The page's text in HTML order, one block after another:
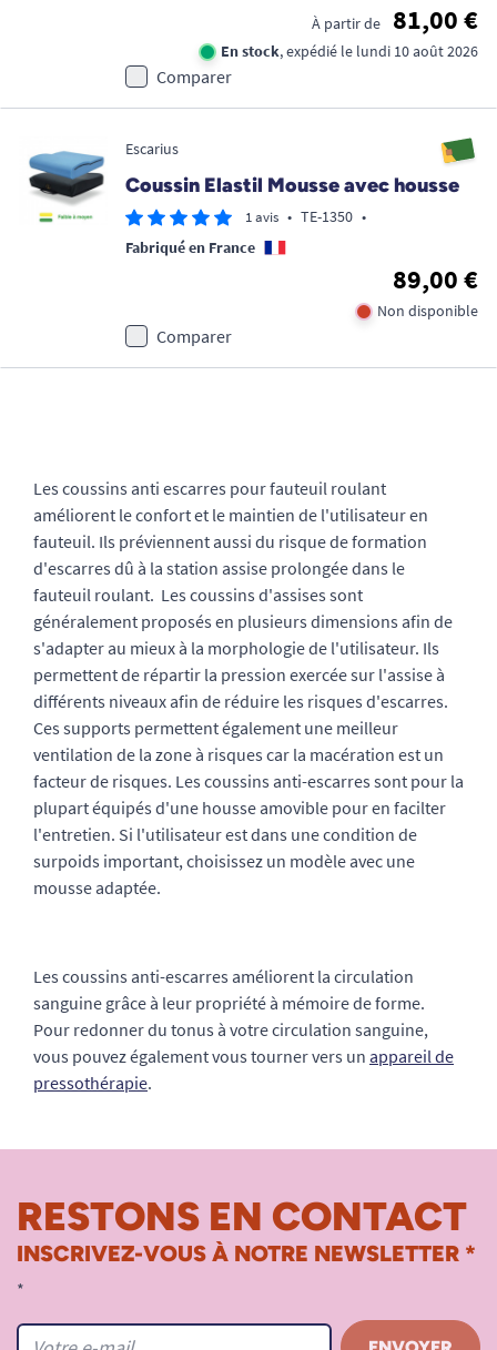
À partir de
81,00 €
En stock, expédié le lundi 10 août 2026
Comparer
Escarius
Coussin Elastil Mousse avec housse
1 avis • TE-1350 •
Fabriqué en France
89,00 €
Non disponible
Comparer
Les coussins anti escarres pour fauteuil roulant
améliorent le confort et le maintien de l'utilisateur en
fauteuil. Ils préviennent aussi du risque de formation
d'escarres dû à la station assise prolongée dans le
fauteuil roulant. Les coussins d'assises sont
généralement proposés en plusieurs dimensions afin de
s'adapter au mieux à la morphologie de l'utilisateur. Ils
permettent de répartir la pression exercée sur l'assise à
différents niveaux afin de réduire les risques d'escarres.
Ces supports permettent également une meilleur
ventilation de la zone à risques car la macération est un
facteur de risques. Les coussins anti-escarres sont pour la
plupart équipés d'une housse amovible pour en facilter
l'entretien. Si l'utilisateur est dans une condition de
surpoids important, choisissez un modèle avec une
mousse adaptée.
Les coussins anti-escarres améliorent la circulation
sanguine grâce à leur propriété à mémoire de forme.
Pour redonner du tonus à votre circulation sanguine,
vous pouvez également vous tourner vers un appareil de
pressothérapie.
RESTONS EN CONTACT
INSCRIVEZ-VOUS À NOTRE NEWSLETTER *
*